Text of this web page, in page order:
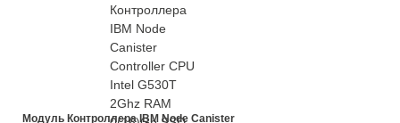
Модуль Контроллера IBM Node Canister